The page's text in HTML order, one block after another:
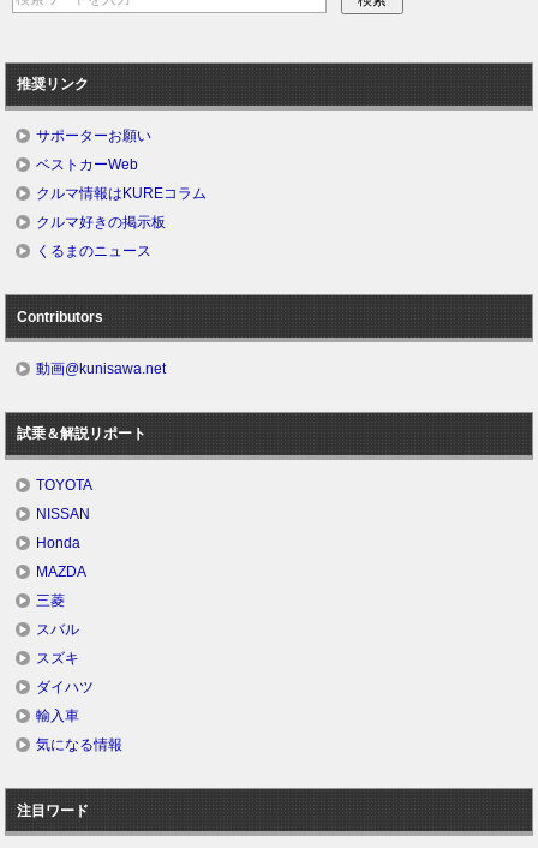
推奨リンク
サポーターお願い
ベストカーWeb
クルマ情報はKUREコラム
クルマ好きの掲示板
くるまのニュース
Contributors
動画@kunisawa.net
試乗＆解説リポート
TOYOTA
NISSAN
Honda
MAZDA
三菱
スバル
スズキ
ダイハツ
輸入車
気になる情報
注目ワード